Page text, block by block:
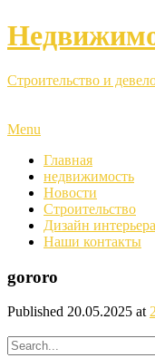
Строительство и
Menu
Главная
недвижимость
Новости
Строительство
Дизайн интерьера
Наши контакты
gororo
Published 20.05.2025 at